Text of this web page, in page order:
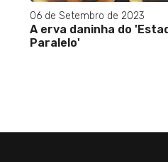
06 de Setembro de 2023
A erva daninha do
Paralelo'